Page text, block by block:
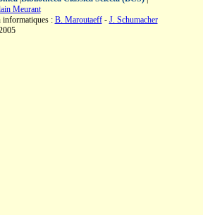
Meurant
informatiques : B. Maroutaeff- J. Schumacher